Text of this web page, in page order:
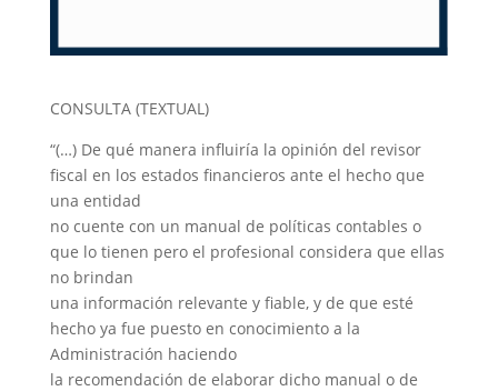
CONSULTA (TEXTUAL)
“(…) De qué manera influiría la opinión del revisor
fiscal en los estados financieros ante el hecho que
una entidad
no cuente con un manual de políticas contables o
que lo tienen pero el profesional considera que ellas
no brindan
una información relevante y fiable, y de que esté
hecho ya fue puesto en conocimiento a la
Administración haciendo
la recomendación de elaborar dicho manual o de